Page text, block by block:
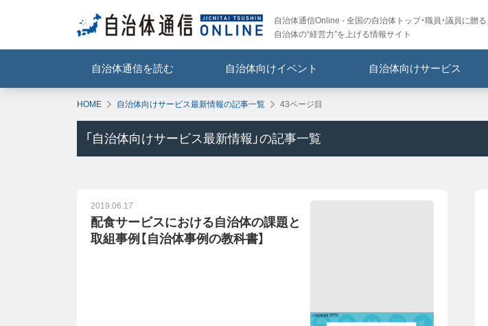
自治体通信Online - 全国の自治体トップ・職員・議員に贈る
自治体の“経営力”を上げる情報サイト
自治体通信を読む 自治体向けイベント 自治体向けサービス
HOME 自治体向けサービス最新情報の記事一覧 43ページ目
「 自治体向けサービス最新情報 」の記事一覧
2019.06.17
配食サービスにおける自治体の課題と
取組事例【自治体事例の教科書】